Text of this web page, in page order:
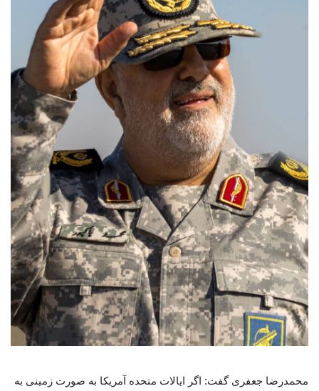
محمدرضا جعفری گفت: اگر ایالات متحده آمریکا به صورت زمینی به